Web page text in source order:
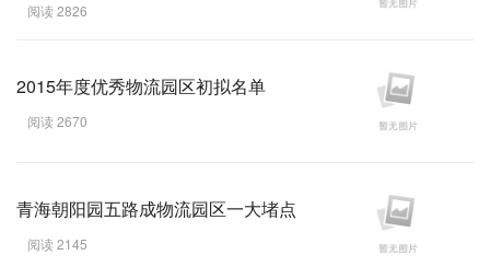
阅读 2826
2015年度优秀物流园区初拟名单
阅读 2670
青海朝阳园五路成物流园区一大堵点
阅读 2145